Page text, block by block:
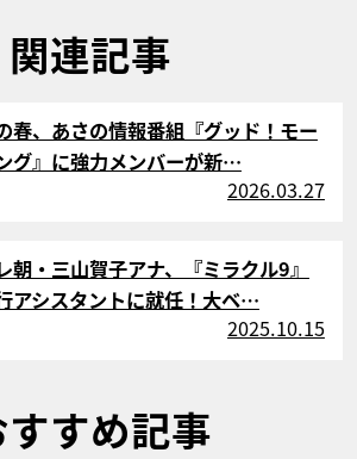
関連記事
イル
春、あさの情報番組『グッド！モー
グ』に強力メンバーが新…
2026.03.27
イル
朝・三山賀子アナ、『ミラクル9』
アシスタントに就任！大ベ…
2025.10.15
すめ記事